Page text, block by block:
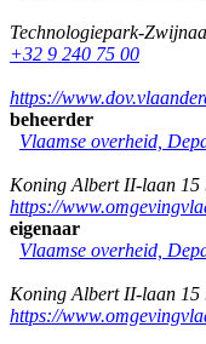
Technologiepark-
+32 9 240 75 00
https://
beheerder
Vlaamse overheid,
Koning Albert II-laan 15
https://
eigenaar
Vlaamse overheid,
Koning Albert II-laan 15
https://